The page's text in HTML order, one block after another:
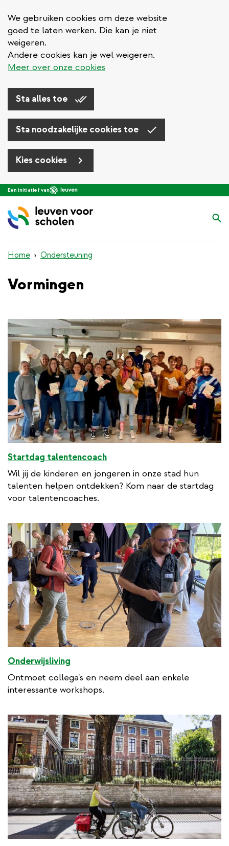
We gebruiken cookies om deze website
goed te laten werken. Die kan je niet
weigeren.
Andere cookies kan je wel weigeren.
Meer over onze cookies
Sta alles toe
Sta noodzakelijke cookies toe
Kies cookies
Overslaan
naar
de
inhoud
gaan
Een initiatief van
Home Ondersteuning
Vormingen
Startdag talentencoach
Wil jij de kinderen en jongeren in onze stad hun
talenten helpen ontdekken? Kom naar de startdag
voor talentencoaches.
Onderwijsliving
Ontmoet collega's en neem deel aan enkele
interessante workshops.